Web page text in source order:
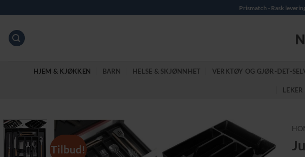
to
content
Prismatch - Rask
HJEM & KJØKKEN BARN HELSE & SKJØNNHET VERKTØY OG GJØR-DET-
LEKER
Tilbud!